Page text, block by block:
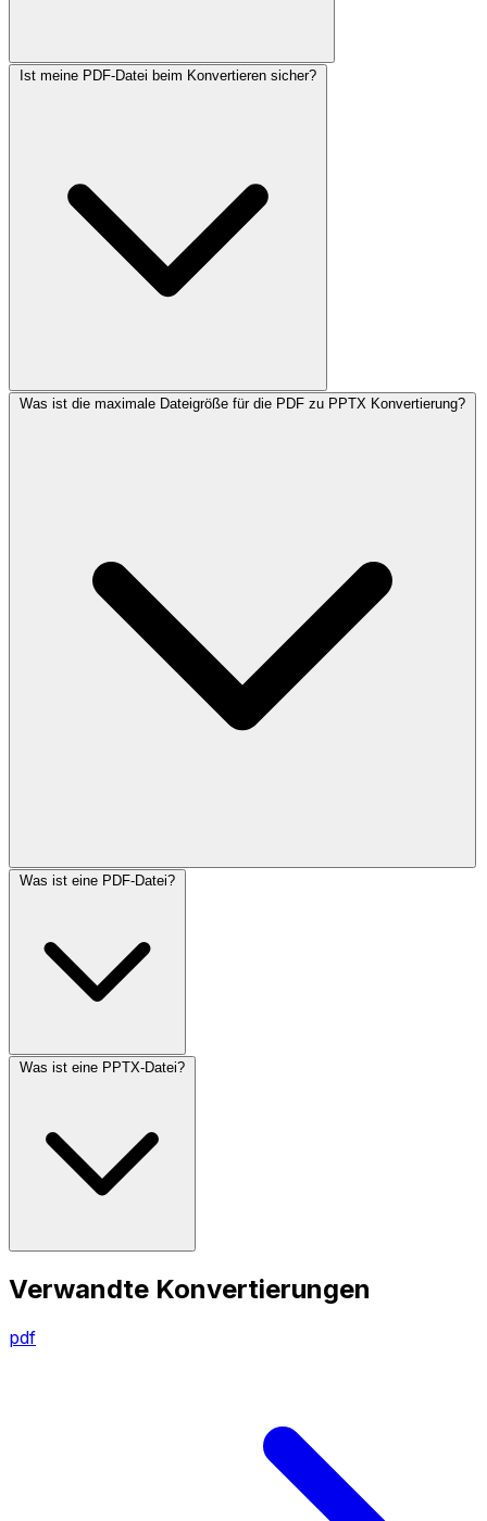
Ist meine PDF-Datei beim Konvertieren sicher?
Was ist die maximale Dateigröße für die PDF zu PPTX Konvertierung?
Was ist eine PDF-Datei?
Was ist eine PPTX-Datei?
Verwandte Konvertierungen
pdf